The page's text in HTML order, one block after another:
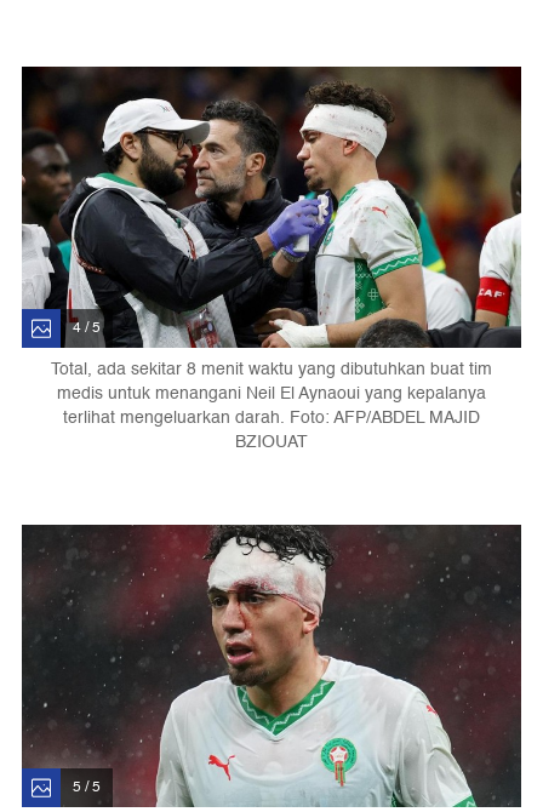
4 / 5
Total, ada sekitar 8 menit waktu yang dibutuhkan buat tim
medis untuk menangani Neil El Aynaoui yang kepalanya
terlihat mengeluarkan darah. Foto: AFP/ABDEL MAJID
BZIOUAT
5 / 5